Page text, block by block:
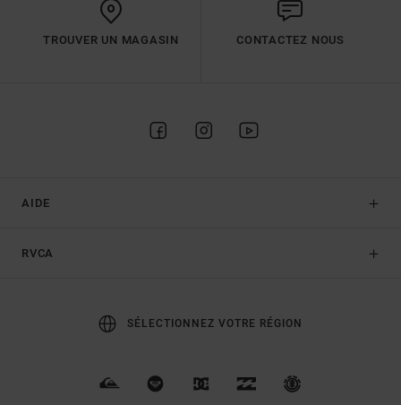
TROUVER UN MAGASIN CONTACTEZ NOUS
AIDE
RVCA
SÉLECTIONNEZ VOTRE RÉGION